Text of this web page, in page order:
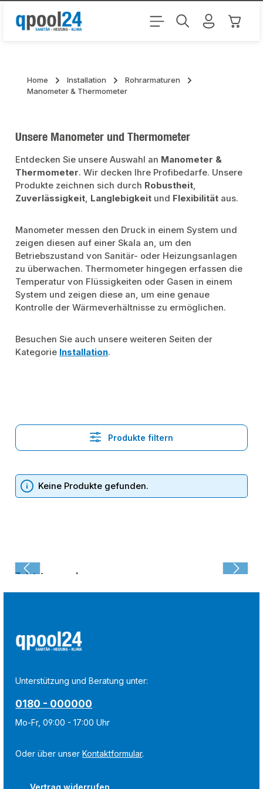
Zum Hauptinhalt springen
Home Installation
Rohrarmaturen
Manometer & Thermometer
Unsere Manometer und Thermometer
Entdecken Sie unsere Auswahl an Manometer &
Thermometer. Wir decken Ihre Profibedarfe. Unsere
Produkte zeichnen sich durch Robustheit,
Zuverlässigkeit, Langlebigkeit und Flexibilität aus.
Manometer messen den Druck in einem System und
zeigen diesen auf einer Skala an, um den
Betriebszustand von Sanitär- oder Heizungsanlagen
zu überwachen. Thermometer hingegen erfassen die
Temperatur von Flüssigkeiten oder Gasen in einem
System und zeigen diese an, um eine genaue
Kontrolle der Wärmeverhältnisse zu ermöglichen.
Besuchen Sie auch unsere weiteren Seiten der
Kategorie Installation.
Produkte filtern
Keine Produkte gefunden.
Zuletzt angesehen:
Unterstützung und Beratung unter:
0180 - 000000
Mo-Fr, 09:00 - 17:00 Uhr
Oder über unserKontaktformular.